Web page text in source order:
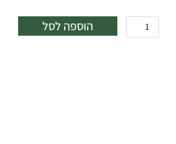
כמות
של
הוספה לסל